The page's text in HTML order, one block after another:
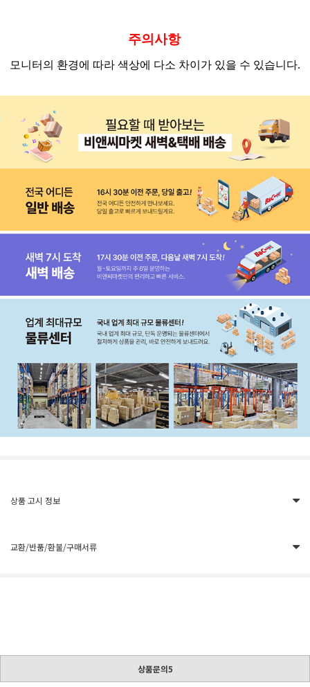
주의사항
모니터의 환경에 따라 색상에 다소 차이가 있을 수 있습니다.
상품 고시 정보
교환/반품/환불/구매서류
상품문의5